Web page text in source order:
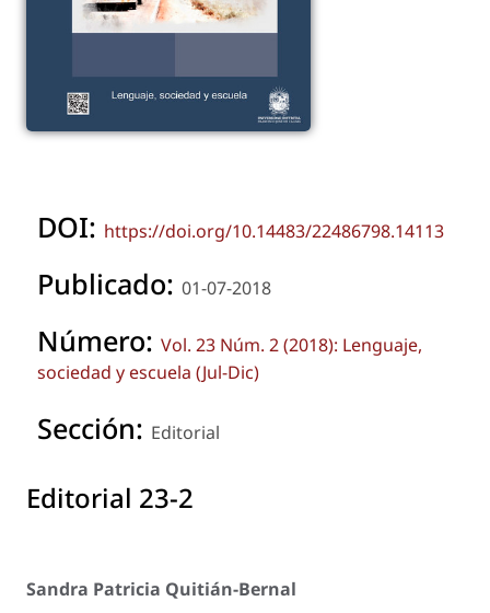
DOI: https://doi.org/10.14483/22486798.14113
Publicado: 01-07-2018
Número: Vol. 23 Núm. 2 (2018): Lenguaje,
sociedad y escuela (Jul-Dic)
Sección: Editorial
Editorial 23-2
Sandra Patricia Quitián-Bernal